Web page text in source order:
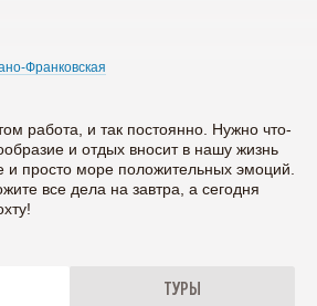
Франковская
работа, и так постоянно. Нужно что-
и отдых вносит в нашу жизнь
и просто море положительных эмоций.
все дела на завтра, а сегодня
ТУРЫ